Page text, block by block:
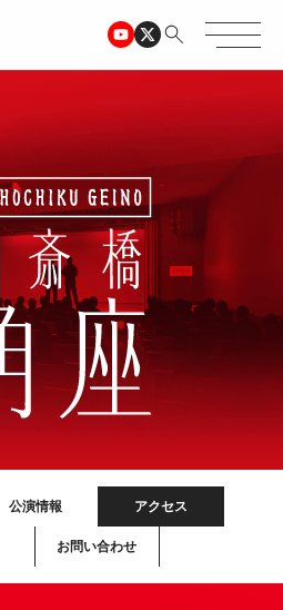
公演情報 アクセス
お問い合わせ